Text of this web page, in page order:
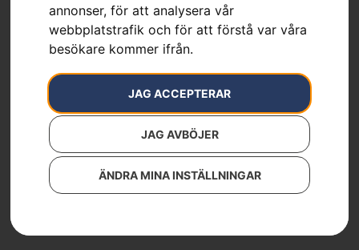
annonser, för att analysera vår
webbplatstrafik och för att förstå var våra
besökare kommer ifrån.
JAG ACCEPTERAR
JAG AVBÖJER
ÄNDRA MINA INSTÄLLNINGAR